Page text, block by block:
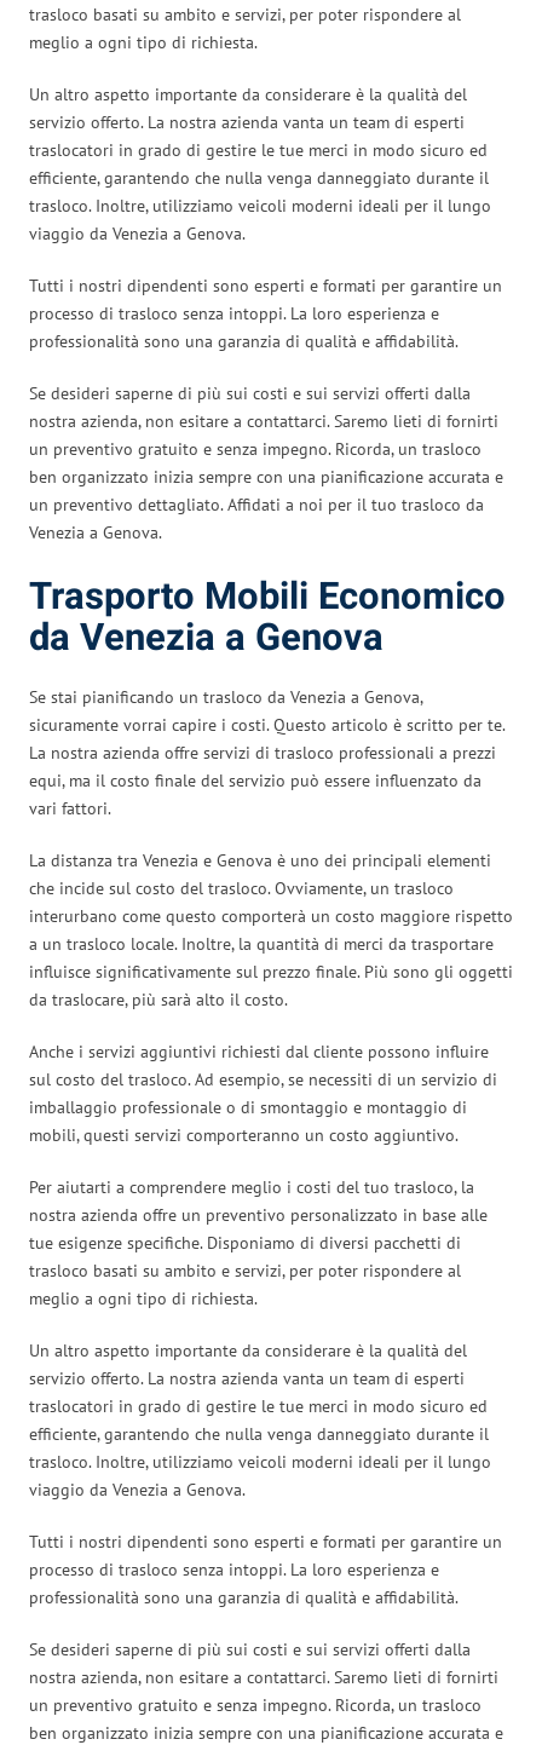
trasloco basati su ambito e servizi, per poter rispondere al
meglio a ogni tipo di richiesta.
Un altro aspetto importante da considerare è la qualità del
servizio offerto. La nostra azienda vanta un team di esperti
traslocatori in grado di gestire le tue merci in modo sicuro ed
efficiente, garantendo che nulla venga danneggiato durante il
trasloco. Inoltre, utilizziamo veicoli moderni ideali per il lungo
viaggio da Venezia a Genova.
Tutti i nostri dipendenti sono esperti e formati per garantire un
processo di trasloco senza intoppi. La loro esperienza e
professionalità sono una garanzia di qualità e affidabilità.
Se desideri saperne di più sui costi e sui servizi offerti dalla
nostra azienda, non esitare a contattarci. Saremo lieti di fornirti
un preventivo gratuito e senza impegno. Ricorda, un trasloco
ben organizzato inizia sempre con una pianificazione accurata e
un preventivo dettagliato. Affidati a noi per il tuo trasloco da
Venezia a Genova.
Trasporto Mobili Economico
da Venezia a Genova
Se stai pianificando un trasloco da Venezia a Genova,
sicuramente vorrai capire i costi. Questo articolo è scritto per te.
La nostra azienda offre servizi di trasloco professionali a prezzi
equi, ma il costo finale del servizio può essere influenzato da
vari fattori.
La distanza tra Venezia e Genova è uno dei principali elementi
che incide sul costo del trasloco. Ovviamente, un trasloco
interurbano come questo comporterà un costo maggiore rispetto
a un trasloco locale. Inoltre, la quantità di merci da trasportare
influisce significativamente sul prezzo finale. Più sono gli oggetti
da traslocare, più sarà alto il costo.
Anche i servizi aggiuntivi richiesti dal cliente possono influire
sul costo del trasloco. Ad esempio, se necessiti di un servizio di
imballaggio professionale o di smontaggio e montaggio di
mobili, questi servizi comporteranno un costo aggiuntivo.
Per aiutarti a comprendere meglio i costi del tuo trasloco, la
nostra azienda offre un preventivo personalizzato in base alle
tue esigenze specifiche. Disponiamo di diversi pacchetti di
trasloco basati su ambito e servizi, per poter rispondere al
meglio a ogni tipo di richiesta.
Un altro aspetto importante da considerare è la qualità del
servizio offerto. La nostra azienda vanta un team di esperti
traslocatori in grado di gestire le tue merci in modo sicuro ed
efficiente, garantendo che nulla venga danneggiato durante il
trasloco. Inoltre, utilizziamo veicoli moderni ideali per il lungo
viaggio da Venezia a Genova.
Tutti i nostri dipendenti sono esperti e formati per garantire un
processo di trasloco senza intoppi. La loro esperienza e
professionalità sono una garanzia di qualità e affidabilità.
Se desideri saperne di più sui costi e sui servizi offerti dalla
nostra azienda, non esitare a contattarci. Saremo lieti di fornirti
un preventivo gratuito e senza impegno. Ricorda, un trasloco
ben organizzato inizia sempre con una pianificazione accurata e